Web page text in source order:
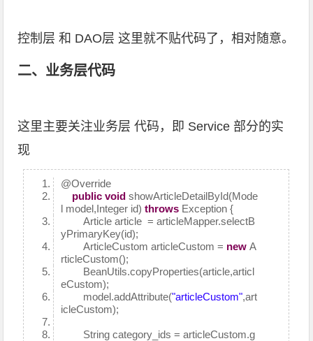
控制层 和 DAO层 这里就不贴代码了，相对随意。
二、业务层代码
这里主要关注业务层 代码，即 Service 部分的实
现
@Override
public void showArticleDetailById(Mode
l model,Integer id)throws Exception {
Article article = articleMapper.selectB
yPrimaryKey(id);
ArticleCustom articleCustom = new A
rticleCustom();
BeanUtils.copyProperties(article,articl
eCustom);
model.addAttribute("articleCustom",art
icleCustom);
String category_ids = articleCustom.g